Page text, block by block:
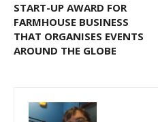
START-UP AWARD FOR
FARMHOUSE BUSINESS
THAT ORGANISES EVENTS
AROUND THE GLOBE